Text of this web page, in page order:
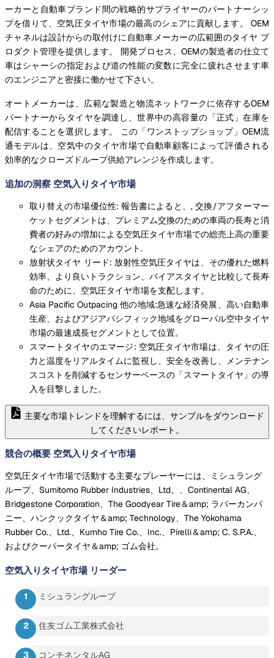
ーカーと自動車ブランド間の戦略的サプライヤーのパートナーシッ
プを借りて、空気圧タイヤ市場の最高のシェアに貢献します。 OEM
チャネルは設計からの取付けに自動車メーカーの広範囲のタイヤ プ
ロダクト管理を提供します。 開発プロセス、OEMの製造者の仕立て
車はシャーシの指定および道の性能の変数に完全に疲れさせます車
のエンジニアと密接に働かせて下さい。
オートメーカーは、広範な製造と物流ネットワークに依存するOEM
パートナーからタイヤを調達し、世界中の高容量の「正式」在庫を
配信することを選択します。 この「ワンストップショップ」OEM流
通モデルは、空気中のタイヤ市場で自動車顧客によって評価される
効率的なクローズドループ供給アレンジを作成します。
追加の洞察 空気入りタイヤ市場
取り替えの市場優位性: 報告書によると、, 交換/アフターマー
ケットセグメントは、プレミアム交換のための車両の長寿と消
費者の好みの増加による空気圧タイヤ市場での総売上高の重要
なシェアのためのアカウント.
放射状タイヤ リード: 放射性空気圧タイヤは、その優れた燃料
効率、より良いトラクション、バイアスタイヤと比較して長寿
命のために、空気圧タイヤ市場を支配します。
Asia Pacific Outpacing 他の地域:急速な経済発展、高い自動車
生産、およびアジアパシフィック地域をグローバル空中タイヤ
市場の最速成長セグメントとして位置。
スマートタイヤのエマージ: 空気圧タイヤ市場は、タイヤの圧
力と温度をリアルタイムに監視し、安全を改善し、メンテナン
スコストを削減するセンサーベースの「スマートタイヤ」の導
入を目撃しました。
主要な市場トレンドを理解するには、サンプルをダウンロード
してくださいレポート。
競合の概要 空気入りタイヤ市場
空気圧タイヤ市場で活動する主要なプレーヤーには、ミシュラング
ループ、Sumitomo Rubber Industries、Ltd。、Continental AG、
Bridgestone Corporation、The Goodyear Tire＆amp; ラバーカンパ
ニー、ハンクックタイヤ＆amp; Technology、The Yokohama
Rubber Co.、Ltd.、Kumho Tire Co.、Inc.、Pirelli＆amp; C. S.P.A.、
およびクーパータイヤ＆amp; ゴム会社。
空気入りタイヤ市場 リーダー
ミシュラングループ
住友ゴム工業株式会社
コンチネンタルAG